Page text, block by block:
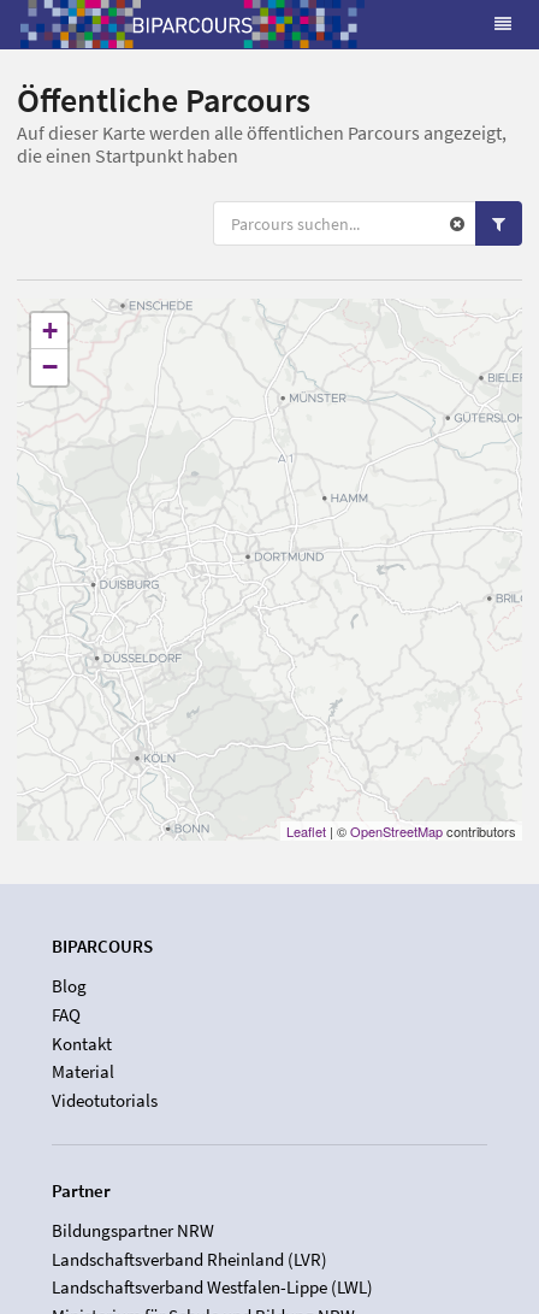
Öffentliche Parcours
Auf dieser Karte werden alle öffentlichen Parcours angezeigt,
die einen Startpunkt haben
+
−
Leaflet | ©OpenStreetMapcontributors
BIPARCOURS
Blog
FAQ
Kontakt
Material
Videotutorials
Partner
Bildungspartner NRW
Landschaftsverband Rheinland (LVR)
Landschaftsverband Westfalen-Lippe (LWL)